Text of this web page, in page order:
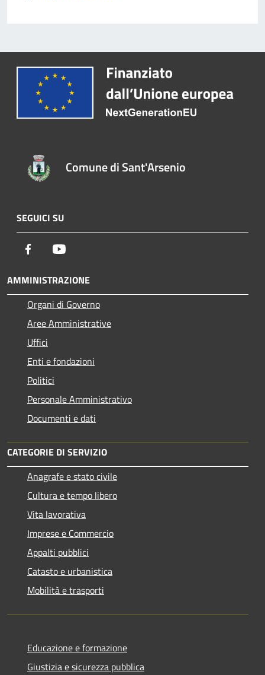
Comune di Sant'Arsenio
SEGUICI SU
Facebook
AMMINISTRAZIONE
Organi di Governo
Aree Amministrative
Uffici
Enti e fondazioni
Politici
Personale Amministrativo
Documenti e dati
CATEGORIE DI SERVIZIO
Anagrafe e stato civile
Cultura e tempo libero
Vita lavorativa
Imprese e Commercio
Appalti pubblici
Catasto e urbanistica
Mobilità e trasporti
Educazione e formazione
Giustizia e sicurezza pubblica